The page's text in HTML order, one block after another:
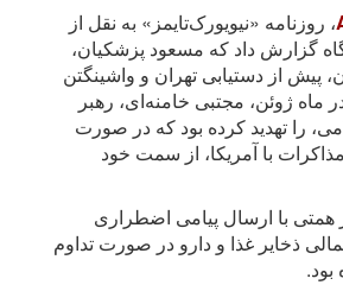
، روزنامه «نیویورک‌تایمز» به نقل از
گزارش داد که مسعود پزشکیان،
پیش از دستیابی تهران و واشینگتن
ماه ژوئن، مجتبی خامنه‌ای، رهبر
را تهدید کرده بود که در صورت
با آمریکا، از سمت خود
همتی با ارسال پیامی اضطراری
ذخایر غذا و دارو در صورت تداوم